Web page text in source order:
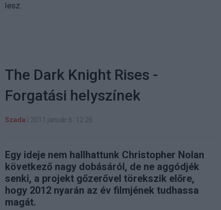
lesz.
The Dark Knight Rises -
Forgatási helyszínek
Szada 2011 január 6. 12:26
Egy ideje nem hallhattunk Christopher Nolan
következő nagy dobásáról, de ne aggódjék
senki, a projekt gőzerővel törekszik előre,
hogy 2012 nyarán az év filmjének tudhassa
magát.